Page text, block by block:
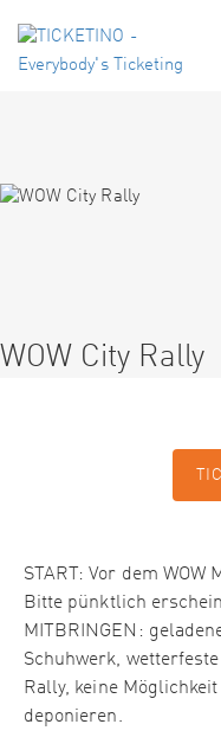
WOW City Rally
START: Vor dem
Bitte pünktlich
MITBRINGEN:
Schuhwerk,
Rally, keine
deponieren.